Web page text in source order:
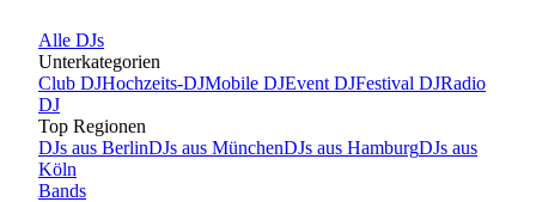
Alle DJs
Unterkategorien
Club DJHochzeits-DJMobile DJEvent DJFestival DJRadio
DJ
Top Regionen
DJs aus BerlinDJs aus MünchenDJs aus HamburgDJs aus
Köln
Bands